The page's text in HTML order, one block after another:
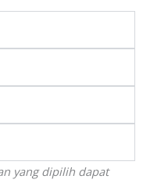
yang dipilih dapat